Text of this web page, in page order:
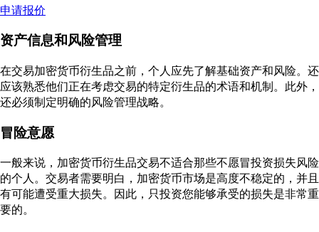
申请报价
资产信息和风险管理
在交易加密货币衍生品之前，个人应先了解基础资产和风险。还
应该熟悉他们正在考虑交易的特定衍生品的术语和机制。此外，
还必须制定明确的风险管理战略。
冒险意愿
一般来说，加密货币衍生品交易不适合那些不愿冒投资损失风险
的个人。交易者需要明白，加密货币市场是高度不稳定的，并且
有可能遭受重大损失。因此，只投资您能够承受的损失是非常重
要的。